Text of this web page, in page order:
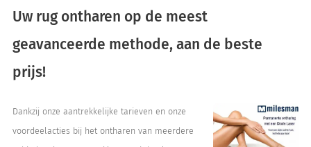
Uw rug ontharen op de meest
geavanceerde methode, aan de beste
prijs!
Dankzij onze aantrekkelijke tarieven en onze
voordeelacties bij het ontharen van meerdere